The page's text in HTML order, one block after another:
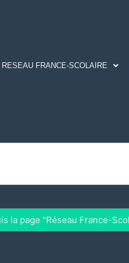
RESEAU FRANCE-SCOLAIRE
la page "Réseau France-